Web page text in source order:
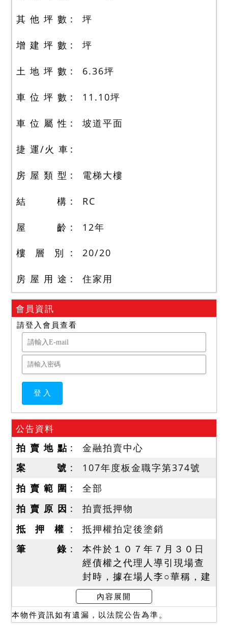
其 他 坪 數 坪
增 建 坪 數 坪
土 地 坪 數 6.36坪
車 位 坪 數 11.10坪
車 位 屬 性 坡道平面
捷 運/火 車
房 屋 類 型 電梯大樓
結 構 RC
屋 齡 12年
樓 層 別 20/20
房 屋 用 途 住家用
會員資訊
請登入會員查看
公告資料
拍 賣 地 點
金融拍賣中心
案 號
107年度板金職字第374號
拍 賣 範 圍
全部
拍 賣 原 因
拍賣抵押物
抵 押 權
抵押權拍定後塗銷
筆 錄
本件於１０７年７月３０日
經債權之代理人導引現場查
封時，據在場人李○華稱，建
物係其子尤○葦與被繼承人林
來旺所訂立，租期由民國１
０５年１１月１５日至１０
內容展開
本物件資訊如有遺漏，以法院公告為準。